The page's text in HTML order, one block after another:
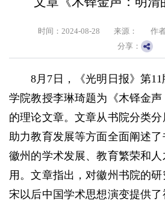
时间：2024-08-28 来源： 作
分享：
8月7日，《光明日报》第
学院教授李琳琦题为《木铎金声
的理论文章。文章从书院分类分
助力教育发展等方面全面阐述
徽州的学术发展、教育繁荣和
用。文章指出，对徽州书院的
宋以后中国学术思想演变提供